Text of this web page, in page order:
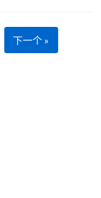
下一个 »